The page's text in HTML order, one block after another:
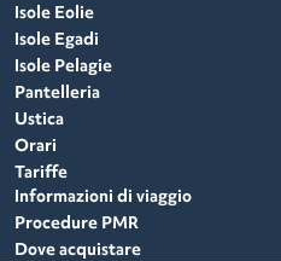
Isole Eolie
Isole Egadi
Isole Pelagie
Pantelleria
Ustica
Orari
Tariffe
Informazioni di viaggio
Procedure PMR
Dove acquistare